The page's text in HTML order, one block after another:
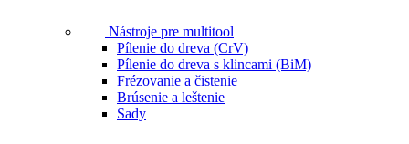
Nástroje pre multitool
Pílenie do dreva (CrV)
Pílenie do dreva s klincami (BiM)
Frézovanie a čistenie
Brúsenie a leštenie
Sady